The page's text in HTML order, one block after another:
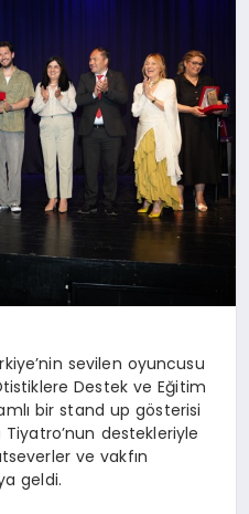
sevilen oyuncusu
Destek ve Eğitim
bir stand up gösterisi
destekleriyle
ve vakfın
geldi.